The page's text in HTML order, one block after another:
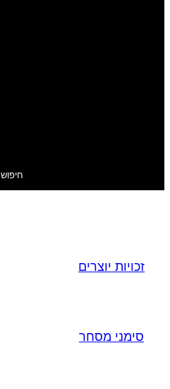
חיפוש
זכויות יוצרים
סימני מסחר